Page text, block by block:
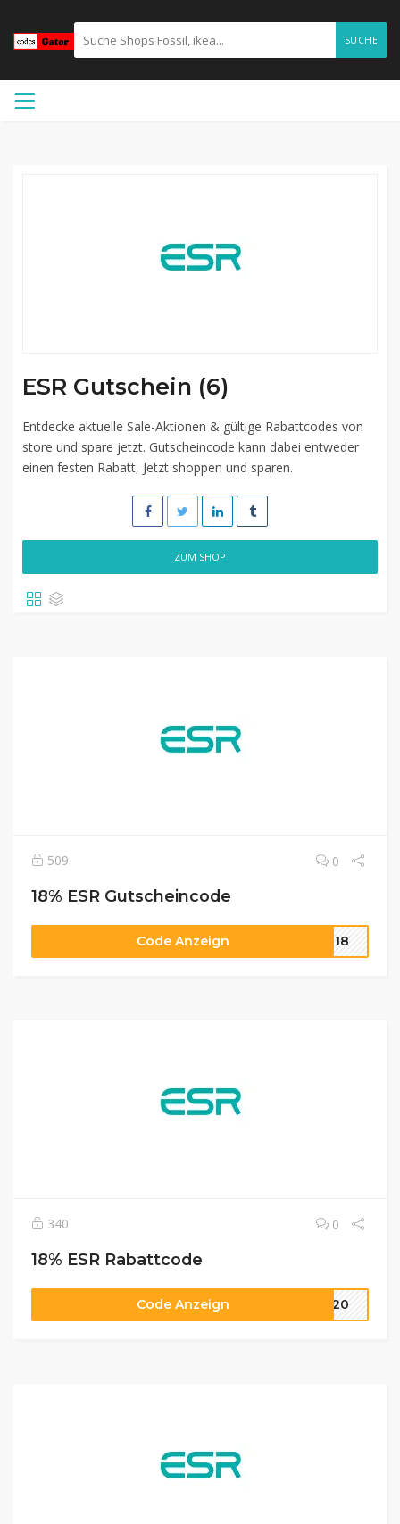
SUCHE
ESR Gutschein (6)
Entdecke aktuelle Sale-Aktionen & gültige Rabattcodes von
store und spare jetzt. Gutscheincode kann dabei entweder
einen festen Rabatt, Jetzt shoppen und sparen.
ZUM SHOP
509 0
18% ESR Gutscheincode
Code Anzeign TT18
340 0
18% ESR Rabattcode
Code Anzeign ve20